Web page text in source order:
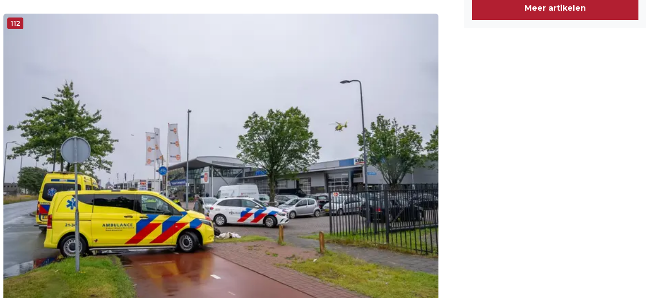
112
Meer artikelen